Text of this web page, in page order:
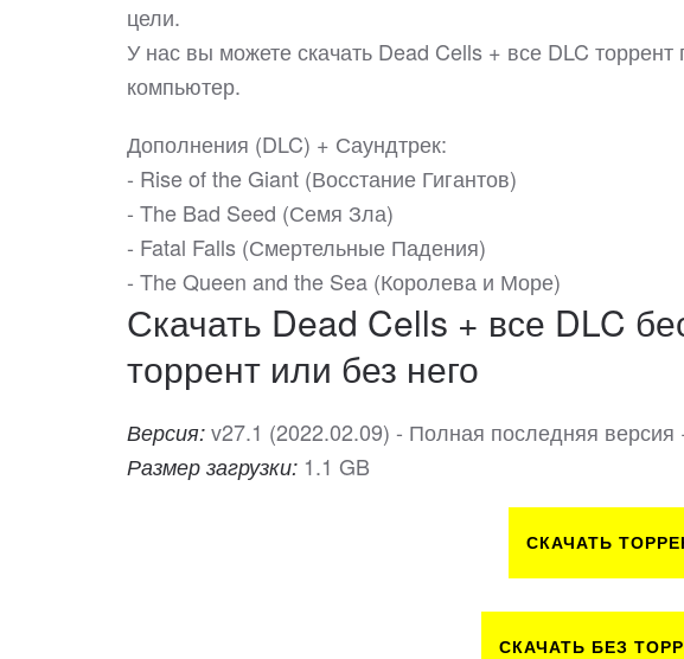
цели.
У нас вы можете скачать Dead Cells + все DLC
компьютер.
Дополнения (DLC) + Саундтрек:
- Rise of the Giant (Восстание Гигантов)
- The Bad Seed (Семя Зла)
- Fatal Falls (Смертельные Падения)
- The Queen and the Sea (Королева и Море)
Скачать Dead Cells + все DLC
торрент или без него
Версия: v27.1 (2022.02.09) - Полная последняя версия
Размер загрузки: 1.1 GB
СКАЧАТЬ
СКАЧАТЬ БЕЗ